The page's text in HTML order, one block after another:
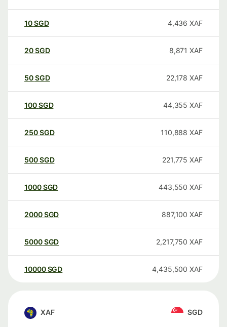
10SGD 4,436 XAF
20SGD 8,871 XAF
50SGD 22,178 XAF
100SGD 44,355 XAF
250SGD 110,888 XAF
500SGD 221,775 XAF
1000SGD 443,550 XAF
2000SGD 887,100 XAF
5000SGD 2,217,750 XAF
10000 SGD 4,435,500 XAF
XAF SGD